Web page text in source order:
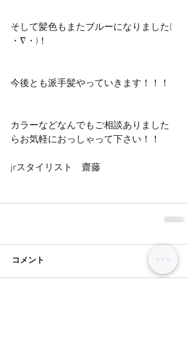
そして髪色もまたブルーになりました(
・∇・)！
今後とも派手髪やっていきます！！！
カラーなどなんでもご相談ありました
らお気軽におっしゃって下さい！！
jrスタイリスト　齋藤
コメント